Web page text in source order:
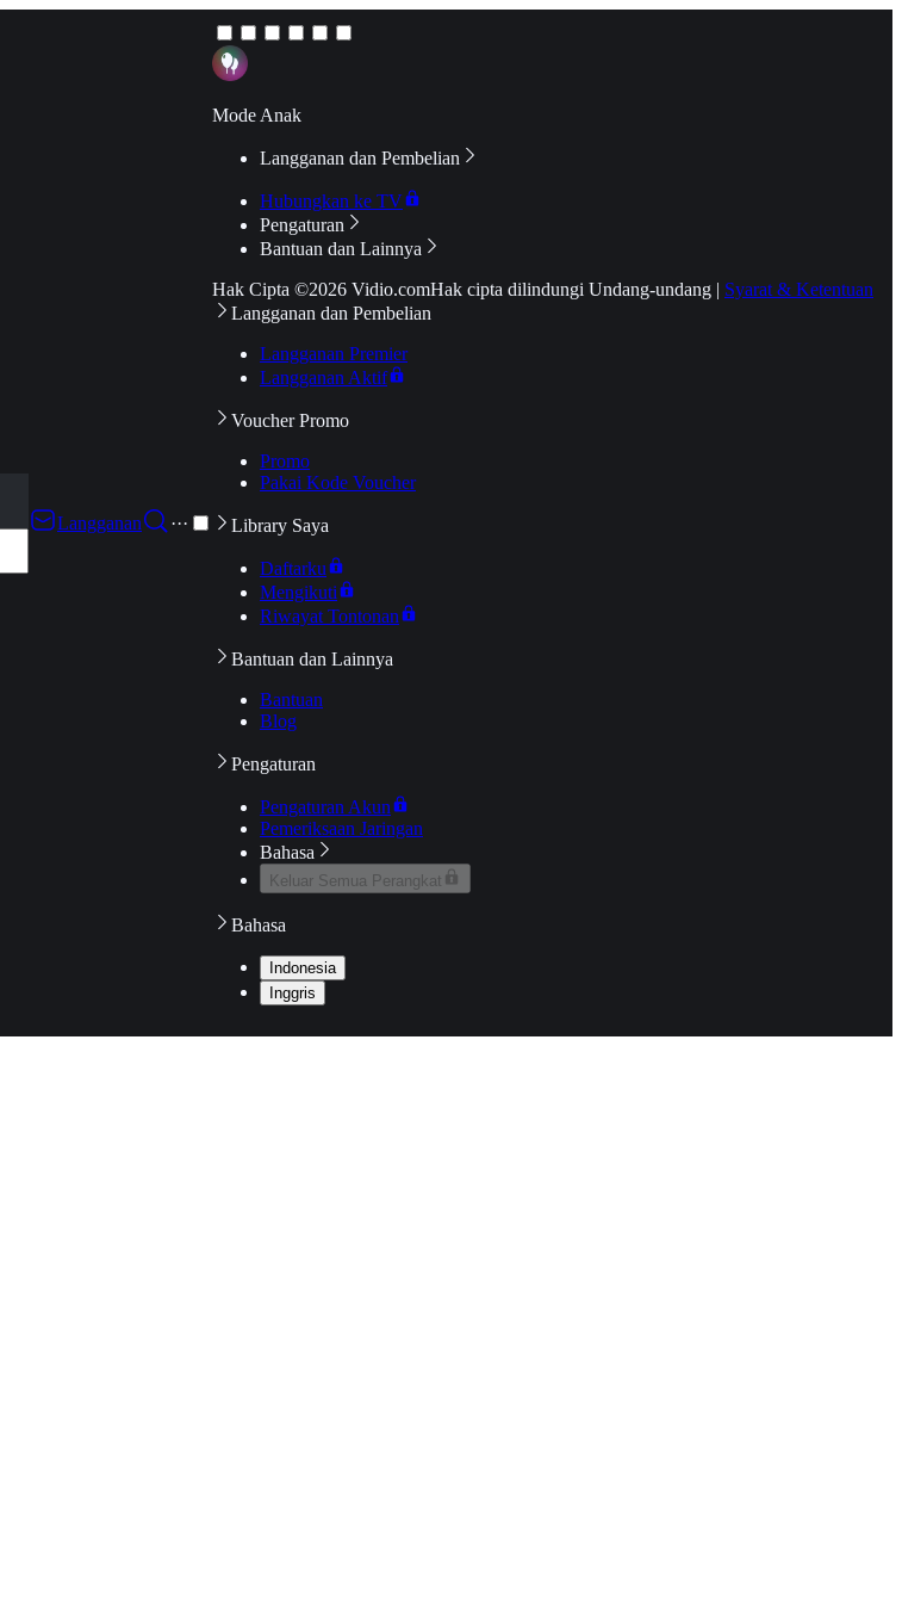
Langganan
···
Mode Anak
Langganan dan Pembelian
Hubungkan ke TV
Pengaturan
Bantuan dan Lainnya
Hak Cipta ©2026 Vidio.comHak cipta dilindungi Undang-undang | Syarat & Ketentuan
Langganan dan Pembelian
Langganan Premier
Langganan Aktif
Voucher Promo
Promo
Pakai Kode Voucher
Library Saya
Daftarku
Mengikuti
Riwayat Tontonan
Bantuan dan Lainnya
Bantuan
Blog
Pengaturan
Pengaturan Akun
Pemeriksaan Jaringan
Bahasa
Keluar Semua Perangkat
Bahasa
Indonesia
Inggris